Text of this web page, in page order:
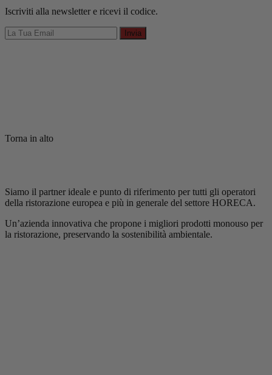
Iscriviti alla newsletter e ricevi il codice.
Invia
Torna in alto
Siamo il partner ideale e punto di riferimento per tutti gli operatori
della ristorazione europea e più in generale del settore HORECA.
Un’azienda innovativa che propone i migliori prodotti monouso per
la ristorazione, preservando la sostenibilità ambientale.